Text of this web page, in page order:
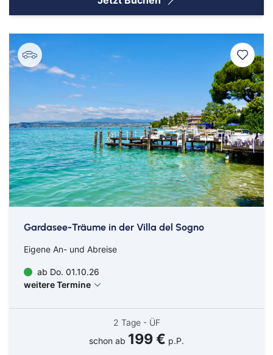
Bahn
Bus
Bamberg
Bitburg
Bremervörde
Burgpreppach
Cottbus
Delmenhorst
Gardasee-Träume in der Villa del Sogno
Eigene An- und Abreise
ab Do. 01.10.26
weitere Termine
2 Tage - ÜF
schon ab 199 € p.P.